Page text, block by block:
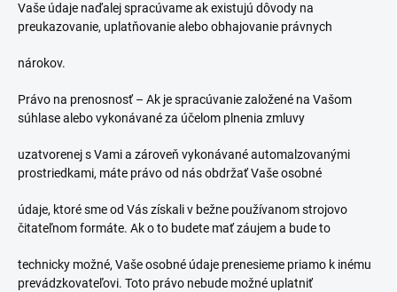
Vaše údaje naďalej spracúvame ak existujú dôvody na
preukazovanie, uplatňovanie alebo obhajovanie právnych
nárokov.
Právo na prenosnosť – Ak je spracúvanie založené na Vašom
súhlase alebo vykonávané za účelom plnenia zmluvy
uzatvorenej s Vami a zároveň vykonávané automalzovanými
prostriedkami, máte právo od nás obdržať Vaše osobné
údaje, ktoré sme od Vás získali v bežne používanom strojovo
čitateľnom formáte. Ak o to budete mať záujem a bude to
technicky možné, Vaše osobné údaje prenesieme priamo k inému
prevádzkovateľovi. Toto právo nebude možné uplatniť